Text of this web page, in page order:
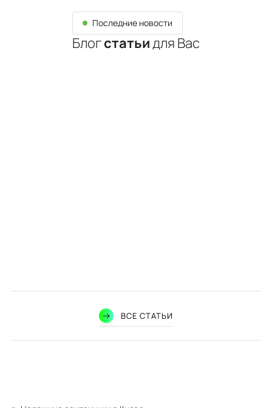
Последние новости
Блогстатьидля Вас
ВСЕ СТАТЬИ